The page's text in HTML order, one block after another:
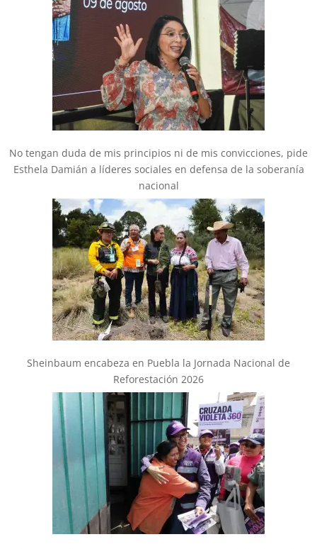
No tengan duda de mis principios ni de mis convicciones, pide
Esthela Damián a líderes sociales en defensa de la soberanía
nacional
Sheinbaum encabeza en Puebla la Jornada Nacional de
Reforestación 2026